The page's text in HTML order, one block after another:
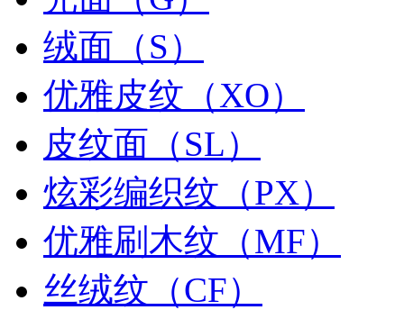
绒面（S）
优雅皮纹（XO）
皮纹面（SL）
炫彩编织纹（PX）
优雅刷木纹（MF）
丝绒纹（CF）